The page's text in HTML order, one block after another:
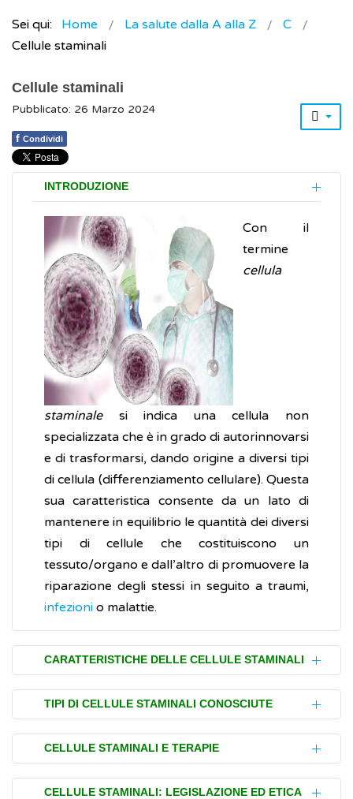
Sei qui: Home La salute dalla A alla Z
C
Cellule staminali
Cellule staminali
Pubblicato: 26 Marzo 2024
f Condividi
INTRODUZIONE
Con il
termine
cellula
staminalesi indica una cellula non
specializzata che è in grado di autorinnovarsi
e di trasformarsi, dando origine a diversi tipi
di cellula (differenziamento cellulare). Questa
sua caratteristica consente da un lato di
mantenere in equilibrio le quantità dei diversi
tipi di cellule che costituiscono un
tessuto/organo e dall’altro di promuovere la
riparazione degli stessi in seguito a traumi,
infezioni o malattie.
CARATTERISTICHE DELLE CELLULE STAMINALI
Le cellule staminali sono identificate
attraverso due caratteristiche:
autorinnovamento
TIPI DI CELLULE STAMINALI CONOSCIUTE
Le cellule staminali, in base alla loro
provenienza, possono appartenere a
diverse tipologie che includono:
CELLULE STAMINALI E TERAPIE
La terapia con le cellule staminali prevede il
CELLULE STAMINALI: LEGISLAZIONE ED ETICA